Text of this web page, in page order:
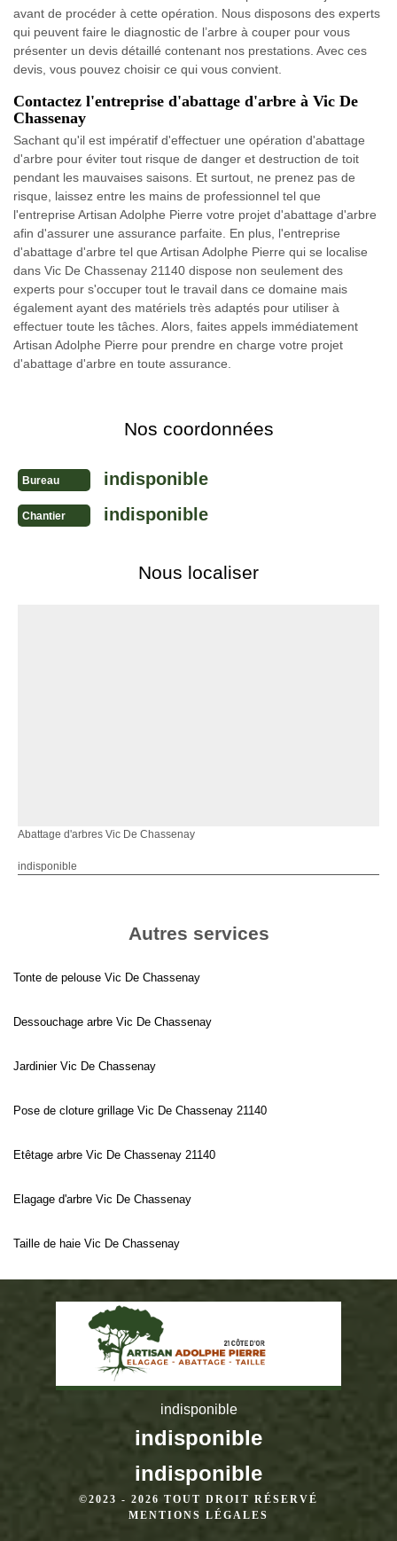
avant de procéder à cette opération. Nous disposons des experts
qui peuvent faire le diagnostic de l’arbre à couper pour vous
présenter un devis détaillé contenant nos prestations. Avec ces
devis, vous pouvez choisir ce qui vous convient.
Contactez l'entreprise d'abattage d'arbre à Vic De
Chassenay
Sachant qu'il est impératif d'effectuer une opération d'abattage
d'arbre pour éviter tout risque de danger et destruction de toit
pendant les mauvaises saisons. Et surtout, ne prenez pas de
risque, laissez entre les mains de professionnel tel que
l'entreprise Artisan Adolphe Pierre votre projet d'abattage d'arbre
afin d'assurer une assurance parfaite. En plus, l'entreprise
d'abattage d'arbre tel que Artisan Adolphe Pierre qui se localise
dans Vic De Chassenay 21140 dispose non seulement des
experts pour s'occuper tout le travail dans ce domaine mais
également ayant des matériels très adaptés pour utiliser à
effectuer toute les tâches. Alors, faites appels immédiatement
Artisan Adolphe Pierre pour prendre en charge votre projet
d'abattage d'arbre en toute assurance.
Nos coordonnées
Bureau indisponible
Chantier indisponible
Nous localiser
Abattage d'arbres Vic De Chassenay
indisponible
Autres services
Tonte de pelouse Vic De Chassenay
Dessouchage arbre Vic De Chassenay
Jardinier Vic De Chassenay
Pose de cloture grillage Vic De Chassenay 21140
Etêtage arbre Vic De Chassenay 21140
Elagage d'arbre Vic De Chassenay
Taille de haie Vic De Chassenay
indisponible
indisponible
indisponible
©2023 - 2026 TOUT DROIT RÉSERVÉ
MENTIONS LÉGALES